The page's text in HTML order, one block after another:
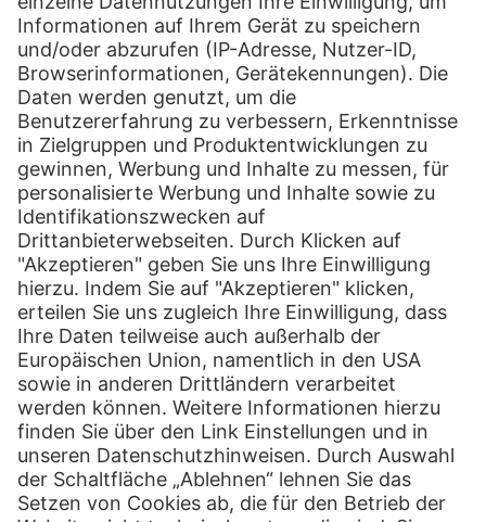
XING LinkedIn kununu
YouTube Twitter Instagram
Blog
Drucken
Tools & Services
Sendungsverfolgung
PaketShop finden
myHermes Business-Portal
Hermes PORT
Über uns
Hermes Gruppe
Jobs & Karriere
Newsroom
Kontakt